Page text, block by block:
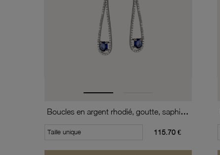
Boucles en argent rhodié, goutte, saphir et oxydes de zirconium
Taille unique 115.70 €